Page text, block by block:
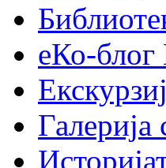
еКо-
Галерија